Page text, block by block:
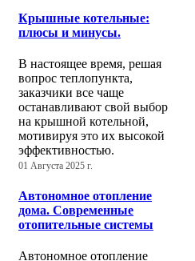
Крышные котельные:
плюсы и минусы.
В настоящее время, решая
вопрос теплопункта,
заказчики все чаще
останавливают свой выбор
на крышной котельной,
мотивируя это их высокой
эффективностью.
01 Августа 2025 г.
Автономное отопление
дома. Современные
отопительные системы
Автономное отопление